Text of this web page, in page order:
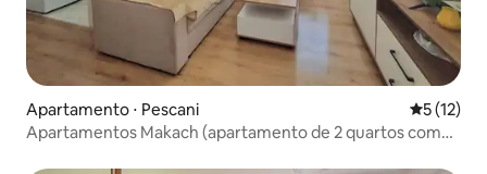
Apartamento ⋅ Pescani 5 de uma
5 (12)
Apartamentos Makach (apartamento de 2 quartos com